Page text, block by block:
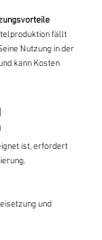
fällt
Nutzung in der
kann Kosten
ist, erfordert
und